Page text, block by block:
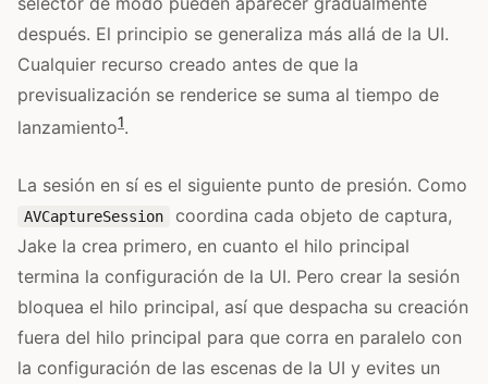
después. El principio se generaliza más allá de la UI.
Cualquier recurso creado antes de que la
previsualización se renderice se suma al tiempo de
lanzamiento1.
La sesión en sí es el siguiente punto de presión. Como
AVCaptureSession
coordina cada objeto de captura,
Jake la crea primero, en cuanto el hilo principal
termina la configuración de la UI. Pero crear la sesión
bloquea el hilo principal, así que despacha su creación
fuera del hilo principal para que corra en paralelo con
la configuración de las escenas de la UI y evites un